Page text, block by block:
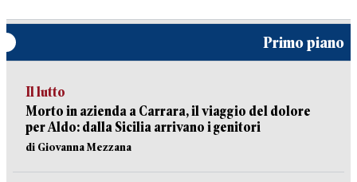
Primo piano
Il lutto
Morto in azienda a Carrara, il viaggio del dolore
per Aldo: dalla Sicilia arrivano i genitori
di Giovanna Mezzana